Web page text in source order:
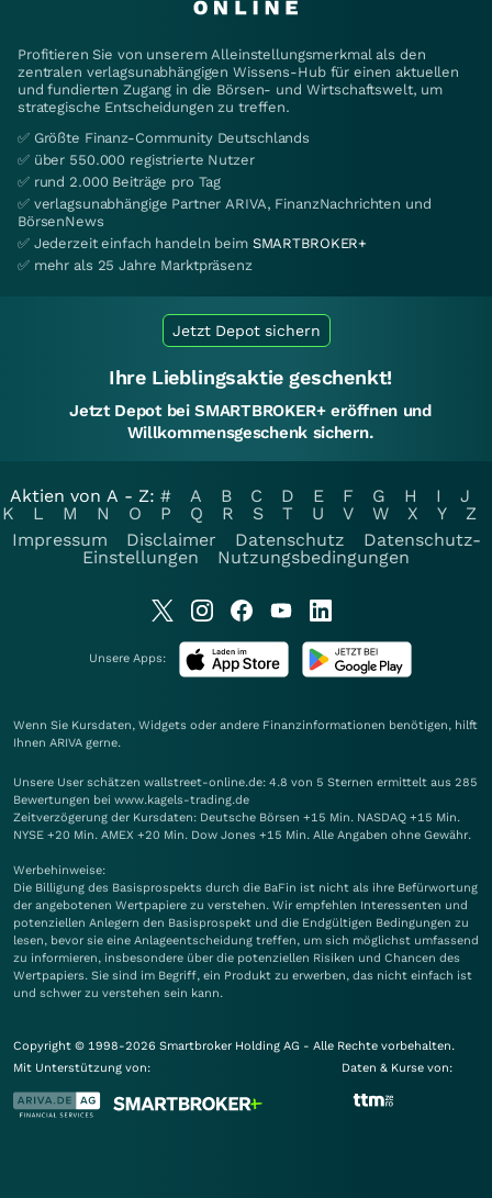
Profitieren Sie von unserem Alleinstellungsmerkmal als den
zentralen verlagsunabhängigen Wissens-Hub für einen aktuellen
und fundierten Zugang in die Börsen- und Wirtschaftswelt, um
strategische Entscheidungen zu treffen.
✅ Größte Finanz-Community Deutschlands
✅ über 550.000 registrierte Nutzer
✅ rund 2.000 Beiträge pro Tag
✅ verlagsunabhängige Partner ARIVA, FinanzNachrichten und
BörsenNews
✅ Jederzeit einfach handeln beim SMARTBROKER+
✅ mehr als 25 Jahre Marktpräsenz
Jetzt Depot sichern
Ihre Lieblingsaktie geschenkt!
Jetzt Depot bei SMARTBROKER+ eröffnen und
Willkommensgeschenk sichern.
Aktien von A - Z: # A B C D E F G H I
J
K
L M N O P Q R S T U V W X Y
Z
Impressum
Disclaimer Datenschutz
Datenschutz-
Einstellungen
Nutzungsbedingungen
Unsere Apps:
Wenn Sie Kursdaten, Widgets oder andere Finanzinformationen benötigen, hilft
Ihnen ARIVA gerne.
Unsere User schätzen wallstreet-online.de: 4.8 von 5 Sternen ermittelt aus 285
Bewertungen bei www.kagels-trading.de
Zeitverzögerung der Kursdaten: Deutsche Börsen +15 Min. NASDAQ +15 Min.
NYSE +20 Min. AMEX +20 Min. Dow Jones +15 Min. Alle Angaben ohne Gewähr.
Werbehinweise:
Die Billigung des Basisprospekts durch die BaFin ist nicht als ihre Befürwortung
der angebotenen Wertpapiere zu verstehen. Wir empfehlen Interessenten und
potenziellen Anlegern den Basisprospekt und die Endgültigen Bedingungen zu
lesen, bevor sie eine Anlageentscheidung treffen, um sich möglichst umfassend
zu informieren, insbesondere über die potenziellen Risiken und Chancen des
Wertpapiers. Sie sind im Begriff, ein Produkt zu erwerben, das nicht einfach ist
und schwer zu verstehen sein kann.
Copyright © 1998-2026 Smartbroker Holding AG - Alle Rechte vorbehalten.
Mit Unterstützung von:
Daten & Kurse von: